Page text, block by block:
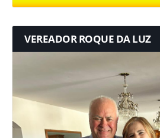
VEREADOR ROQUE DA LUZ